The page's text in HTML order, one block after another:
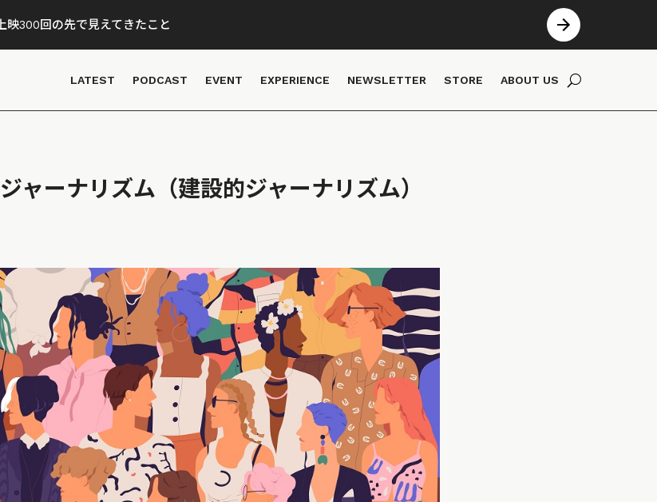
映300回の先で見えてきたこと
LATEST PODCAST EVENT EXPERIENCE NEWSLETTER STORE ABOUT US
ャーナリズム（建設的ジャーナリズム）